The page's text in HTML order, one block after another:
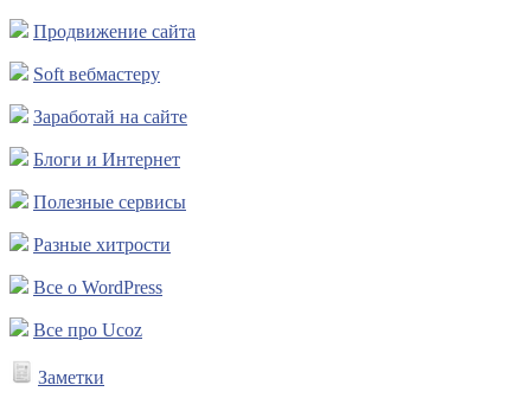
Продвижение сайта
Soft вебмастеру
Заработай на сайте
Блоги и Интернет
Полезные сервисы
Разные хитрости
Все о WordPress
Все про Ucoz
Заметки